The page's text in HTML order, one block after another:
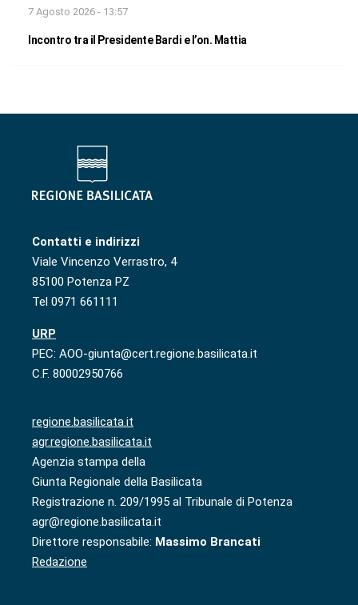
7 Agosto 2026 - 13:57
Incontro tra il Presidente Bardi e l’on. Mattia
Contatti e indirizzi
Viale Vincenzo Verrastro, 4
85100 Potenza PZ
Tel 0971 661111
URP
PEC: AOO-giunta@cert.regione.basilicata.it
C.F. 80002950766
regione.basilicata.it
agr.regione.basilicata.it
Agenzia stampa della
Giunta Regionale della Basilicata
Registrazione n. 209/1995 al Tribunale di Potenza
agr@regione.basilicata.it
Direttore responsabile: Massimo Brancati
Redazione